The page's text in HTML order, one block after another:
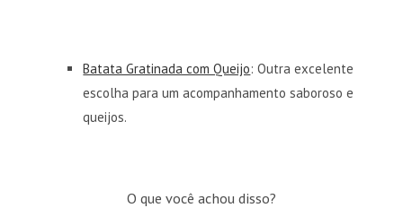
Batata Gratinada com Queijo: Outra excelente
escolha para um acompanhamento saboroso e
queijos.
O que você achou disso?